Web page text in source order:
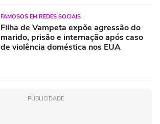
FAMOSOS EM REDES SOCIAIS
Filha de Vampeta expõe agressão do
marido, prisão e internação após caso
de violência doméstica nos EUA
PUBLICIDADE